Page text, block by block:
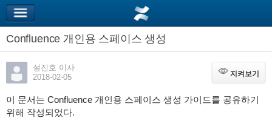
Confluence 개인용 스페이스 생성
설진호 이사
2018-02-05
지켜보기
지켜보기
이 문서는 Confluence 개인용 스페이스 생성 가이드를 공유하기
위해 작성되었다.